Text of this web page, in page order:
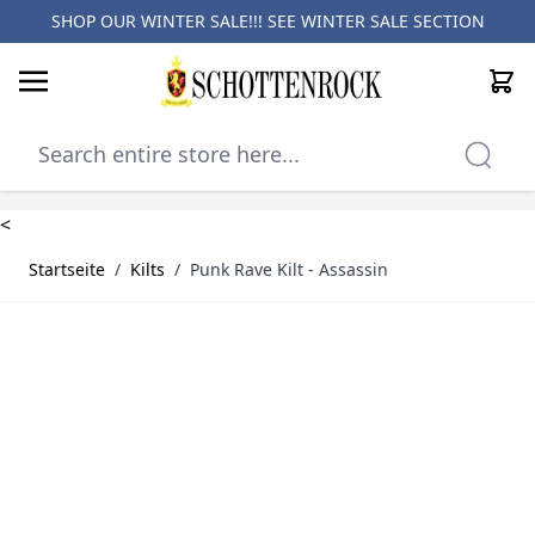
SHOP OUR WINTER SALE!!! SEE WINTER SALE SECTION
Cart
<
Startseite / Kilts / Punk Rave Kilt - Assassin